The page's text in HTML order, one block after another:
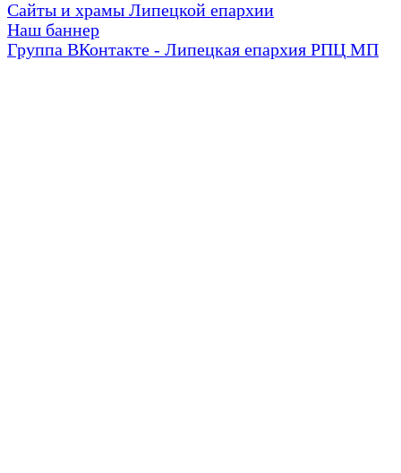
Сайты и храмы Липецкой епархии
Наш баннер
Группа ВКонтакте - Липецкая епархия РПЦ МП